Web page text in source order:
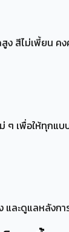
ง สีไม่เพี้ยน ค
ๆ เพื่อให้ทุกแ
และดูแลหลังก